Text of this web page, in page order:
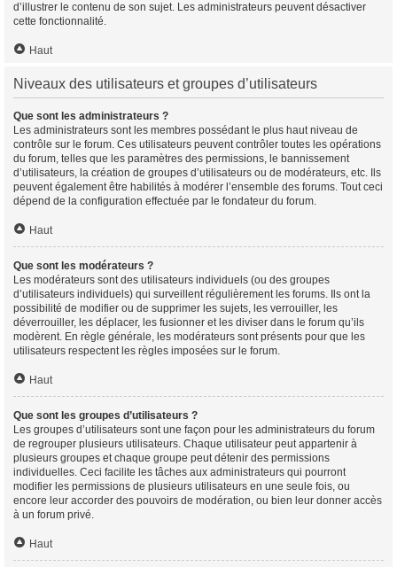
d’illustrer le contenu de son sujet. Les administrateurs peuvent désactiver
cette fonctionnalité.
Haut
Niveaux des utilisateurs et groupes d’utilisateurs
Que sont les administrateurs ?
Les administrateurs sont les membres possédant le plus haut niveau de
contrôle sur le forum. Ces utilisateurs peuvent contrôler toutes les opérations
du forum, telles que les paramètres des permissions, le bannissement
d’utilisateurs, la création de groupes d’utilisateurs ou de modérateurs, etc. Ils
peuvent également être habilités à modérer l’ensemble des forums. Tout ceci
dépend de la configuration effectuée par le fondateur du forum.
Haut
Que sont les modérateurs ?
Les modérateurs sont des utilisateurs individuels (ou des groupes
d’utilisateurs individuels) qui surveillent régulièrement les forums. Ils ont la
possibilité de modifier ou de supprimer les sujets, les verrouiller, les
déverrouiller, les déplacer, les fusionner et les diviser dans le forum qu’ils
modèrent. En règle générale, les modérateurs sont présents pour que les
utilisateurs respectent les règles imposées sur le forum.
Haut
Que sont les groupes d’utilisateurs ?
Les groupes d’utilisateurs sont une façon pour les administrateurs du forum
de regrouper plusieurs utilisateurs. Chaque utilisateur peut appartenir à
plusieurs groupes et chaque groupe peut détenir des permissions
individuelles. Ceci facilite les tâches aux administrateurs qui pourront
modifier les permissions de plusieurs utilisateurs en une seule fois, ou
encore leur accorder des pouvoirs de modération, ou bien leur donner accès
à un forum privé.
Haut